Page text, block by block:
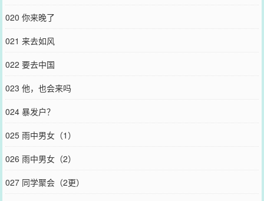
020 你来晚了
021 来去如风
022 要去中国
023 他，也会来吗
024 暴发户？
025 雨中男女（1）
026 雨中男女（2）
027 同学聚会（2更）